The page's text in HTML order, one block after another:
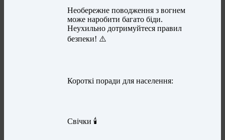
Необережне поводження з вогнем
може наробити багато біди.
Неухильно дотримуйтеся правил
безпеки! ⚠️
Короткі поради для населення:
Свічки 🕯️